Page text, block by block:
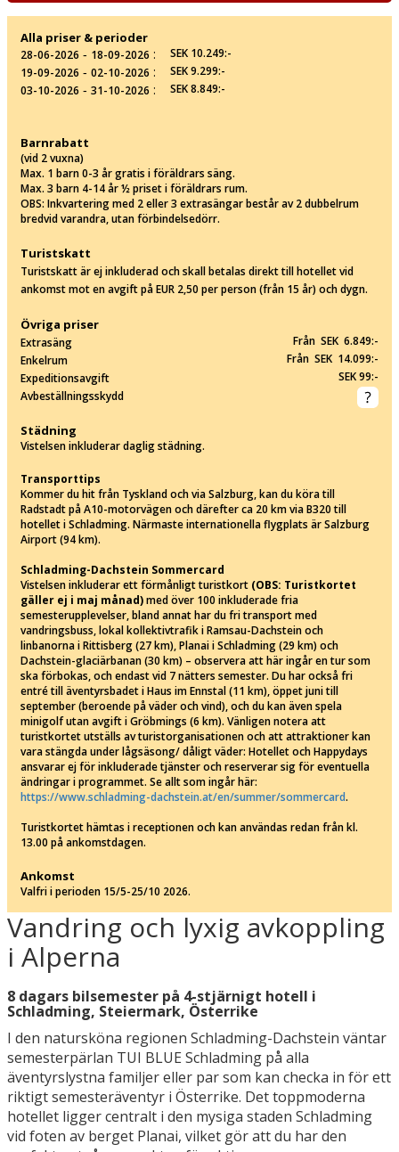
Vandring och lyxig avkoppling
i Alperna
8 dagars bilsemester på 4-stjärnigt hotell i
Schladming, Steiermark, Österrike
I den natursköna regionen Schladming-Dachstein väntar
semesterpärlan TUI BLUE Schladming på alla
äventyrslystna familjer eller par som kan checka in för ett
riktigt semesteräventyr i Österrike. Det toppmoderna
hotellet ligger centralt i den mysiga staden Schladming
vid foten av berget Planai, vilket gör att du har den
Alla priser & perioder
28-06-2026 ‐ 18-09-2026 :
SEK 10.249:-
19-09-2026 ‐ 02-10-2026 :
SEK 9.299:-
03-10-2026 ‐ 31-10-2026 : SEK 8.849:-
Barnrabatt
(vid 2 vuxna)
Max. 1 barn 0-3 år gratis i föräldrars säng.
Max. 3 barn 4-14 år ½ priset i föräldrars rum.
OBS: Inkvartering med 2 eller 3 extrasängar består av 2 dubbelrum
bredvid varandra, utan förbindelsedörr.
Turistskatt
Turistskatt är ej inkluderad och skall betalas direkt till hotellet vid
ankomst mot en avgift på EUR 2,50 per person (från 15 år) och dygn.
Övriga priser
Extrasäng
Från SEK 6.849:-
Enkelrum
Från SEK 14.099:-
Expeditionsavgift
SEK 99:-
Avbeställningsskydd
Städning
Vistelsen inkluderar daglig städning.
Transporttips
Kommer du hit från Tyskland och via Salzburg, kan du köra till
Radstadt på A10-motorvägen och därefter ca 20 km via B320 till
hotellet i Schladming. Närmaste internationella flygplats är Salzburg
Airport (94 km).
Schladming-Dachstein Sommercard
Vistelsen inkluderar ett förmånligt turistkort (OBS: Turistkortet
gäller ej i maj månad)med över 100 inkluderade fria
semesterupplevelser, bland annat har du fri transport med
vandringsbuss, lokal kollektivtrafik i Ramsau-Dachstein och
linbanorna i Rittisberg (27 km), Planai i Schladming (29 km) och
Dachstein-glaciärbanan (30 km) – observera att här ingår en tur som
ska förbokas, och endast vid 7 nätters semester. Du har också fri
entré till äventyrsbadet i Haus im Ennstal (11 km), öppet juni till
september (beroende på väder och vind), och du kan även spela
minigolf utan avgift i Gröbmings (6 km). Vänligen notera att
turistkortet utställs av turistorganisationen och att attraktioner kan
vara stängda under lågsäsong/ dåligt väder: Hotellet och Happydays
ansvarar ej för inkluderade tjänster och reserverar sig för eventuella
ändringar i programmet. Se allt som ingår här:
https://www.schladming-dachstein.at/en/summer/sommercard.
Turistkortet hämtas i receptionen och kan användas redan från kl.
13.00 på ankomstdagen.
Ankomst
Valfri i perioden 15/5-25/10 2026.